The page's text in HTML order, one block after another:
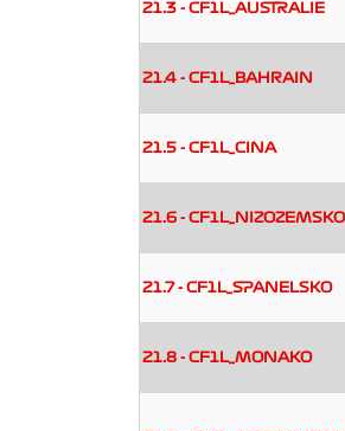
21.3 - CF1L_AUSTRALIE
21.4 - CF1L_BAHRAIN
21.5 - CF1L_CINA
21.6 - CF1L_NIZOZEMSKO
21.7 - CF1L_SPANELSKO
21.8 - CF1L_MONAKO